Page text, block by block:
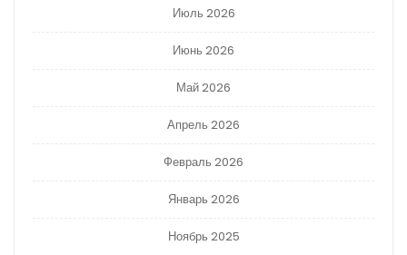
Июль 2026
Июнь 2026
Май 2026
Апрель 2026
Февраль 2026
Январь 2026
Ноябрь 2025